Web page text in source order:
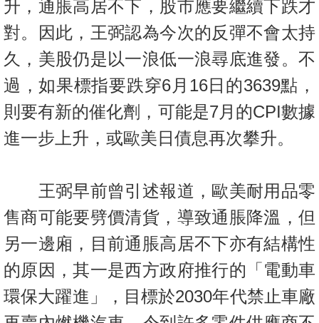
升，通脹高居不下，股市應要繼續下跌才
對。因此，王弼認為今次的反彈不會太持
久，美股仍是以一浪低一浪尋底進發。不
過，如果標指要跌穿6月16日的3639點，
則要有新的催化劑，可能是7月的CPI數據
進一步上升，或歐美日債息再次攀升。
王弼早前曾引述報道，歐美耐用品零
售商可能要劈價清貨，導致通脹降溫，但
另一邊廂，目前通脹高居不下亦有結構性
的原因，其一是西方政府推行的「電動車
環保大躍進」，目標於2030年代禁止車廠